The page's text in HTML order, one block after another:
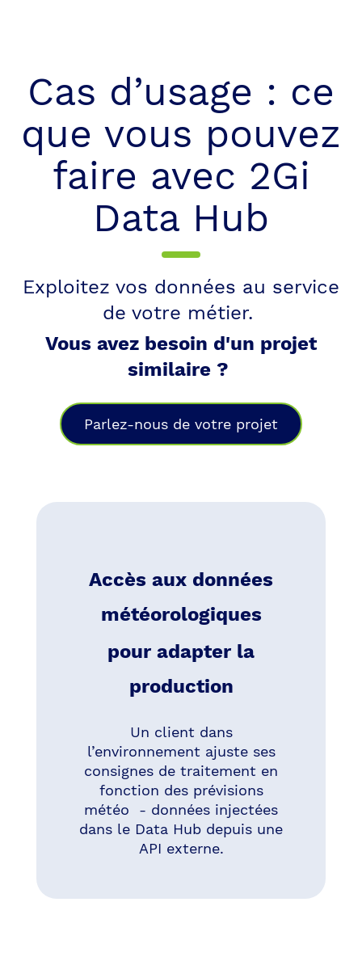
Cas d’usage : ce
que vous pouvez
faire avec 2Gi
Data Hub
Exploitez vos données au service
de votre métier.
Vous avez besoin d'un projet
similaire ?
Parlez-nous de votre projet
Accès aux données
météorologiques
pour adapter la
production
Un client dans
l’environnement ajuste ses
consignes de traitement en
fonction des prévisions
météo - données injectées
dans le Data Hub depuis une
API externe.